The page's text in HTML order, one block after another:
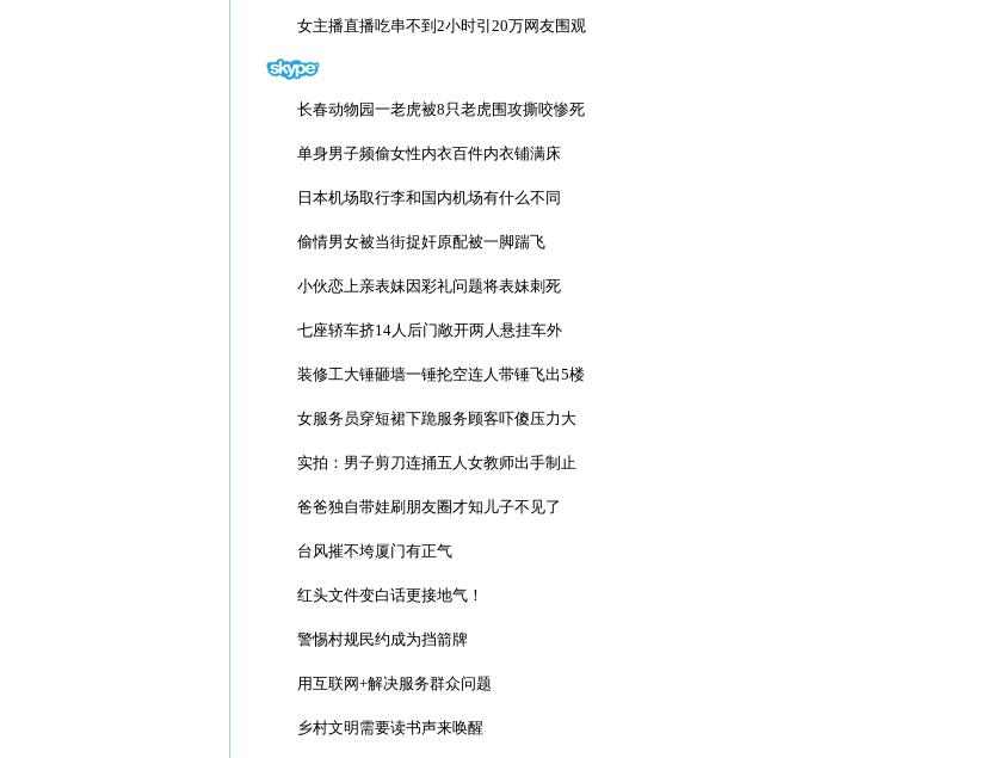
女主播直播吃串不到2小时引20万网友围观
长春动物园一老虎被8只老虎围攻撕咬惨死
单身男子频偷女性内衣百件内衣铺满床
日本机场取行李和国内机场有什么不同
偷情男女被当街捉奸原配被一脚踹飞
小伙恋上亲表妹因彩礼问题将表妹刺死
七座轿车挤14人后门敞开两人悬挂车外
装修工大锤砸墙一锤抡空连人带锤飞出5楼
女服务员穿短裙下跪服务顾客吓傻压力大
实拍：男子剪刀连捅五人女教师出手制止
爸爸独自带娃刷朋友圈才知儿子不见了
台风摧不垮厦门有正气
红头文件变白话更接地气！
警惕村规民约成为挡箭牌
用互联网+解决服务群众问题
乡村文明需要读书声来唤醒